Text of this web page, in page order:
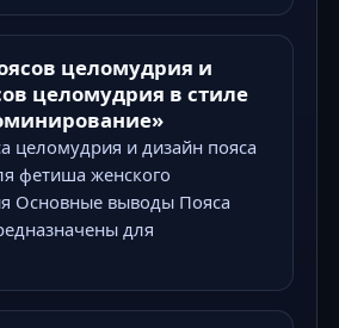
целомудрия и
целомудрия в стиле
целомудрия и дизайн пояса
фетиша женского
Основные выводы Пояса
для